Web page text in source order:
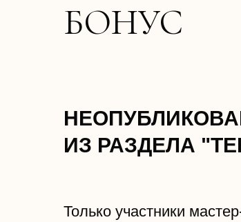
БОНУС
Только участники
ИЗ РАЗДЕЛА